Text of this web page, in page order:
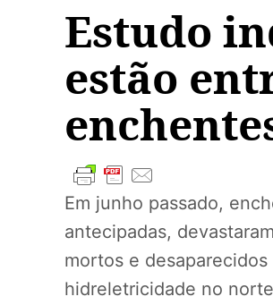
Estudo
estão
Em junho passado,
antecipadas,
mortos e
hidreletricidade no